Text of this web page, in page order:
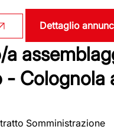
Dettaglio
- Colognola
Somministrazione